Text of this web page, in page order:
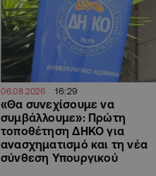
06.08.2026 16:29
«Θα συνεχίσουμε να
συμβάλλουμε»: Πρώτη
τοποθέτηση ΔΗΚΟ για
ανασχηματισμό και τη νέα
σύνθεση Υπουργικού